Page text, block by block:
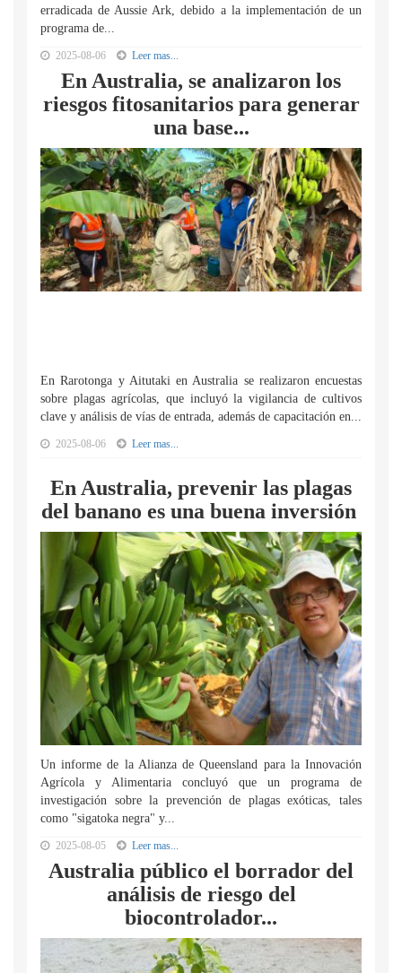
erradicada de Aussie Ark, debido a la implementación de un
programa de...
2025-08-06 Leer mas...
En Australia, se analizaron los
riesgos fitosanitarios para generar
una base...
En Rarotonga y Aitutaki en Australia se realizaron encuestas
sobre plagas agrícolas, que incluyó la vigilancia de cultivos
clave y análisis de vías de entrada, además de capacitación en...
2025-08-06 Leer mas...
En Australia, prevenir las plagas
del banano es una buena inversión
Un informe de la Alianza de Queensland para la Innovación
Agrícola y Alimentaria concluyó que un programa de
investigación sobre la prevención de plagas exóticas, tales
como "sigatoka negra" y...
2025-08-05 Leer mas...
Australia público el borrador del
análisis de riesgo del
biocontrolador...